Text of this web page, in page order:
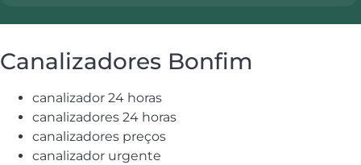
Canalizadores Bonfim
canalizador 24 horas
canalizadores 24 horas
canalizadores preços
canalizador urgente